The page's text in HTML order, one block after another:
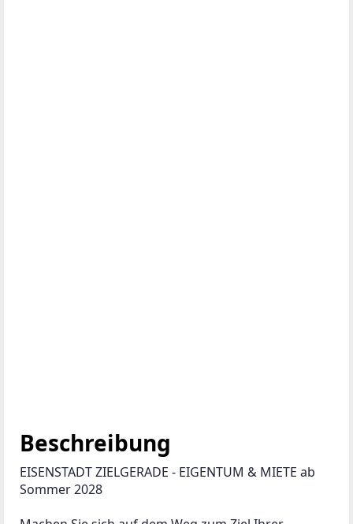
Beschreibung
EISENSTADT ZIELGERADE - EIGENTUM & MIETE ab
Sommer 2028